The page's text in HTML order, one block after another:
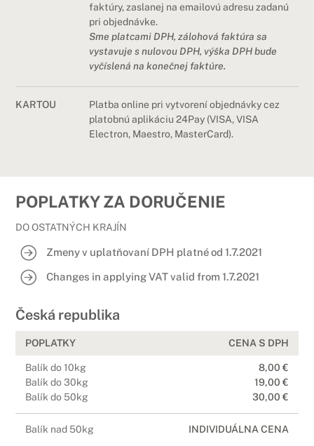
faktúry, zaslanej na emailovú adresu zadanú
pri objednávke.
Sme platcami DPH, zálohová faktúra sa
vystavuje s nulovou DPH, výška DPH bude
vyčíslená na konečnej faktúre.
KARTOU
Platba online pri vytvorení objednávky cez
platobnú aplikáciu 24Pay (VISA, VISA
Electron, Maestro, MasterCard).
POPLATKY ZA DORUČENIE
DO OSTATNÝCH KRAJÍN
Zmeny v uplatňovaní DPH platné od 1.7.2021
Changes in applying VAT valid from 1.7.2021
Česká republika
POPLATKY
Balík do 10kg
Balík do 30kg
Balík do 50kg
Balík nad 50kg
CENA S DPH
8,00 €
19,00 €
30,00 €
INDIVIDUÁLNA CENA